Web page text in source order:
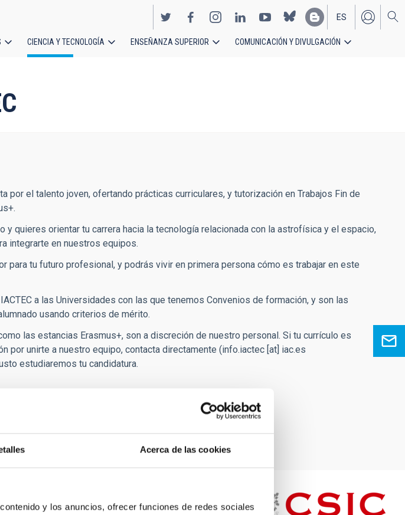
Acerca de las cookies
y los anuncios, ofrecer funciones de redes sociales
EN
ES
CIENCIA Y TECNOLOGÍA ENSEÑANZA SUPERIOR COMUNICACIÓN Y DIVULGACIÓN
por el talento joven, ofertando prácticas curriculares, y tutorización en Trabajos Fin de
y quieres orientar tu carrera hacia la tecnología relacionada con la astrofísica y el espacio,
integrarte en nuestros equipos.
para tu futuro profesional, y podrás vivir en primera persona cómo es trabajar en este
a las Universidades con las que tenemos Convenios de formación, y son las
usando criterios de mérito.
las estancias Erasmus+, son a discreción de nuestro personal. Si tu currículo es
por unirte a nuestro equipo, contacta directamente (info.iactec[at] iac.es
estudiaremos tu candidatura.